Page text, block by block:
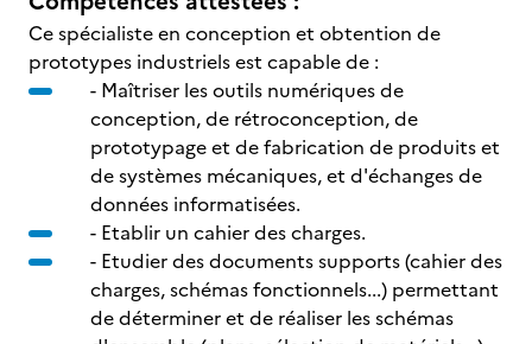
Ce spécialiste en conception et obtention de
prototypes industriels est capable de :
- Maîtriser les outils numériques de
conception, de rétroconception, de
prototypage et de fabrication de produits et
de systèmes mécaniques, et d'échanges de
données informatisées.
- Etablir un cahier des charges.
- Etudier des documents supports (cahier des
charges, schémas fonctionnels...) permettant
de déterminer et de réaliser les schémas